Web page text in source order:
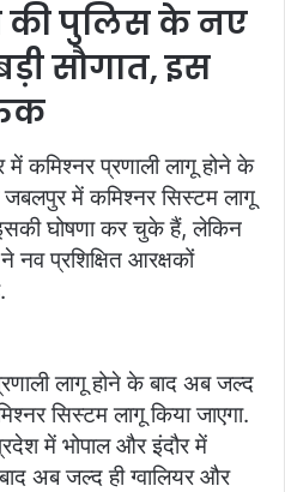
की पुलिस के नए
सौगात, इस
कमिश्नर प्रणाली लागू होने के
जबलपुर में कमिश्नर सिस्टम लागू
इसकी घोषणा कर चुके हैं, लेकिन
प्रशिक्षित आरक्षकों
लागू होने के बाद अब जल्द
सिस्टम लागू किया जाएगा.
में भोपाल और इंदौर में
अब जल्द ही ग्वालियर और